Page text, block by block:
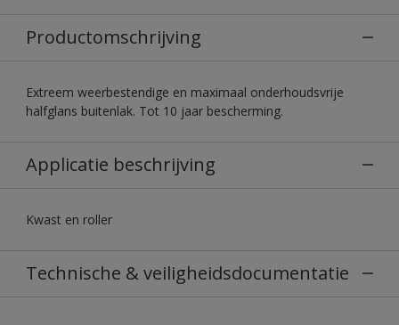
Productomschrijving
Extreem weerbestendige en maximaal onderhoudsvrije
halfglans buitenlak. Tot 10 jaar bescherming.
Applicatie beschrijving
Kwast en roller
Technische & veiligheidsdocumentatie